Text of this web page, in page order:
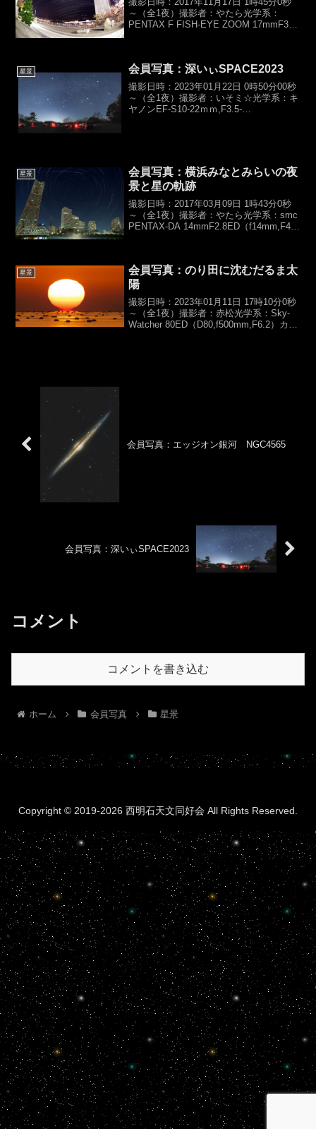
～（全1夜）撮影者：やたら光学系：
PENTAX F FISH-EYE ZOOM 17mmF3.5
星景 会員写真：深いぃSPACE2023
撮影日時：2023年01月22日 0時50分00秒
～（全1夜）撮影者：いそミ☆光学系：キ
ヤノンEF-S10-22ｍｍ,F3.5-
星景
会員写真：横浜みなとみらいの夜
景と星の軌跡
撮影日時：2017年03月09日 1時43分0秒
～（全1夜）撮影者：やたら光学系：smc
PENTAX-DA 14mmF2.8ED（f14mm,F4）
星景
会員写真：のり田に沈むだるま太
陽
撮影日時：2023年01月11日 17時10分0秒
～（全1夜）撮影者：赤松光学系：Sky-
Watcher 80ED（D80,f500mm,F6.2）カメ
会員写真：エッジオン銀河 NGC4565
会員写真：深いぃSPACE2023
コメント
コメントを書き込む
ホーム 会員写真 星景
Copyright © 2019-2026 西明石天文同好会 All Rights Reserved.